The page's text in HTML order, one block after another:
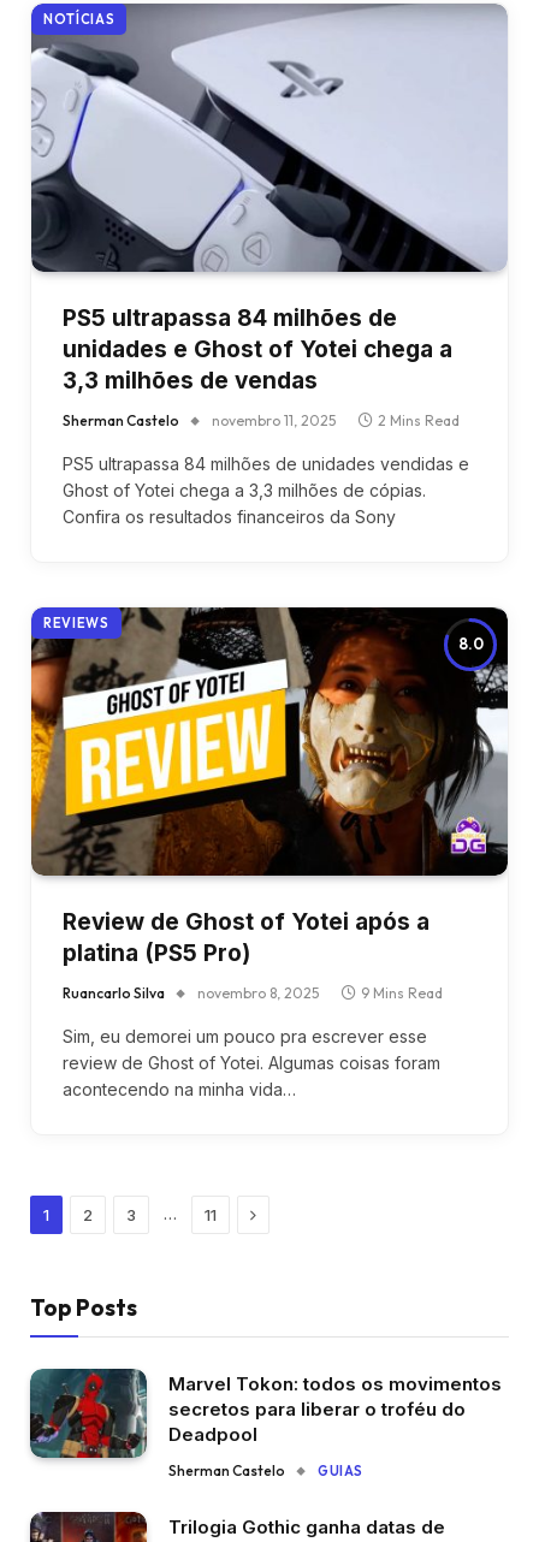
NOTÍCIAS
PS5 ultrapassa 84 milhões de
unidades e Ghost of Yotei chega a
3,3 milhões de vendas
Sherman Castelo novembro 11, 2025 2 Mins Read
PS5 ultrapassa 84 milhões de unidades vendidas e
Ghost of Yotei chega a 3,3 milhões de cópias.
Confira os resultados financeiros da Sony
8.0
REVIEWS
Review de Ghost of Yotei após a
platina (PS5 Pro)
Ruancarlo Silva novembro 8, 2025 9 Mins Read
Sim, eu demorei um pouco pra escrever esse
review de Ghost of Yotei. Algumas coisas foram
acontecendo na minha vida…
1 2 3 … 11 Next
Top Posts
Marvel Tokon: todos os movimentos
secretos para liberar o troféu do
Deadpool
Sherman Castelo GUIAS
Trilogia Gothic ganha datas de